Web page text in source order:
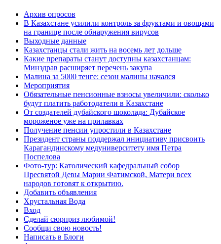
Архив опросов
В Казахстане усилили контроль за фруктами и овощами
на границе после обнаружения вирусов
Выходные данные
Казахстанцы стали жить на восемь лет дольше
Какие препараты станут доступны казахстанцам:
Минздрав расширяет перечень закупа
Малина за 5000 тенге: сезон малины начался
Мероприятия
Обязательные пенсионные взносы увеличили: сколько
будут платить работодатели в Казахстане
От создателей дубайского шоколада: Дубайское
мороженое уже на прилавках
Получение пенсии упростили в Казахстане
Президент страны поддержал инициативу присвоить
Карагандинскому медуниверситету имя Петра
Поспелова
Фото-тур: Католический кафедральный собор
Пресвятой Девы Марии Фатимской, Матери всех
народов готовят к открытию.
Добавить объявления
Хрустальная Вода
Вход
Сделай сюрприз любимой!
Сообщи свою новость!
Написать в Блоги